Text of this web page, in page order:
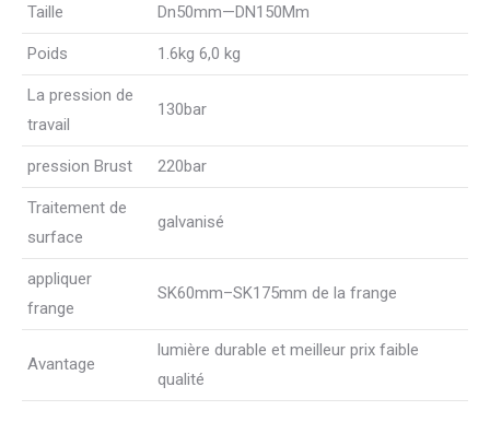
Taille Dn50mm—DN150Mm
Poids 1.6kg 6,0 kg
La pression de
travail
130bar
pression Brust 220bar
Traitement de
surface
galvanisé
appliquer
frange
SK60mm–SK175mm de la frange
Avantage
lumière durable et meilleur prix faible
qualité